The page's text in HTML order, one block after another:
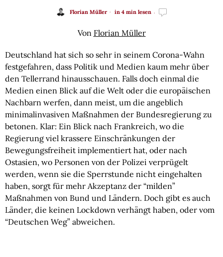
Florian Müller in 4 min lesen
Von Florian Müller
Deutschland hat sich so sehr in seinem Corona-Wahn
festgefahren, dass Politik und Medien kaum mehr über
den Tellerrand hinausschauen. Falls doch einmal die
Medien einen Blick auf die Welt oder die europäischen
Nachbarn werfen, dann meist, um die angeblich
minimalinvasiven Maßnahmen der Bundesregierung zu
betonen. Klar: Ein Blick nach Frankreich, wo die
Regierung viel krassere Einschränkungen der
Bewegungsfreiheit implementiert hat, oder nach
Ostasien, wo Personen von der Polizei verprügelt
werden, wenn sie die Sperrstunde nicht eingehalten
haben, sorgt für mehr Akzeptanz der “milden”
Maßnahmen von Bund und Ländern. Doch gibt es auch
Länder, die keinen Lockdown verhängt haben, oder vom
“Deutschen Weg” abweichen.